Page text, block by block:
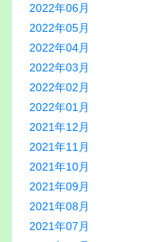
2022年06月
2022年05月
2022年04月
2022年03月
2022年02月
2022年01月
2021年12月
2021年11月
2021年10月
2021年09月
2021年08月
2021年07月